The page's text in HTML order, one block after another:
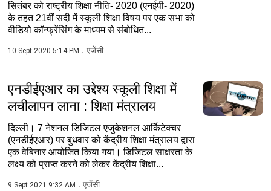
सितंबर को राष्ट्रीय शिक्षा नीति- 2020 (एनईपी- 2020)
के तहत 21वीं सदी में स्कूली शिक्षा विषय पर एक सभा को
वीडियो कॉन्फ्रेंसिंग के माध्यम से संबोधित...
10 Sept 2020 5:14 PM एजेंसी
एनडीईएआर का उद्देश्य स्कूली शिक्षा में
लचीलापन लाना : शिक्षा मंत्रालय
दिल्ली। 7 नेशनल डिजिटल एजुकेशनल आर्किटेक्चर
(एनडीईएआर) पर बुधवार को केंद्रीय शिक्षा मंत्रालय द्वारा
एक वेबिनार आयोजित किया गया। डिजिटल साक्षरता के
लक्ष्य को प्राप्त करने को लेकर केंद्रीय शिक्षा...
9 Sept 2021 9:32 AM एजेंसी